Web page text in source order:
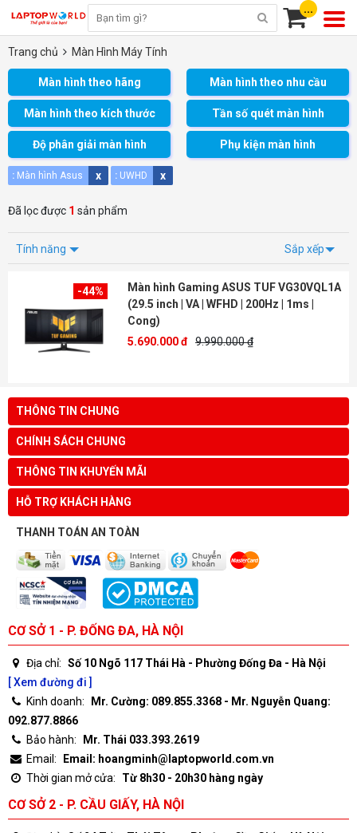
...
Trang chủ Màn Hình Máy Tính
Màn hình theo hãng Màn hình theo nhu cầu
Màn hình theo kích thước Tần số quét màn hình
Độ phân giải màn hình Phụ kiện màn hình
: Màn hình Asus x : UWHD x
Đã lọc được 1 sản phẩm
Tính năng Sắp xếp
-44%
Màn hình Gaming ASUS TUF VG30VQL1A
(29.5 inch | VA | WFHD | 200Hz | 1ms |
Cong)
5.690.000 đ 9.990.000 ₫
THÔNG TIN CHUNG
CHÍNH SÁCH CHUNG
THÔNG TIN KHUYẾN MÃI
HỖ TRỢ KHÁCH HÀNG
THANH TOÁN AN TOÀN
CƠ SỞ 1 - P. ĐỐNG ĐA, HÀ NỘI
Địa chỉ: Số 10 Ngõ 117 Thái Hà - Phường Đống Đa - Hà Nội
[ Xem đường đi ]
Kinh doanh:
Mr. Cường: 089.855.3368 - Mr. Nguyễn Quang:
092.877.8866
Bảo hành:
Mr. Thái 033.393.2619
Email:
Email: hoangminh@laptopworld.com.vn
Thời gian mở cửa:
Từ 8h30 - 20h30 hàng ngày
CƠ SỞ 2 - P. CẦU GIẤY, HÀ NỘI